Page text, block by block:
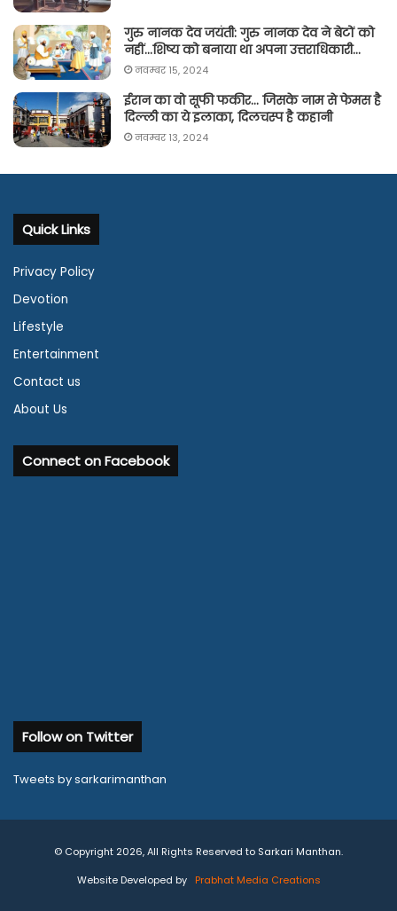
गुरु नानक देव जयंती: गुरु नानक देव ने बेटों को
नहीं…शिष्य को बनाया था अपना उत्तराधिकारी…
नवम्बर 15, 2024
ईरान का वो सूफी फकीर… जिसके नाम से फेमस है
दिल्ली का ये इलाका, दिलचस्प है कहानी
नवम्बर 13, 2024
Quick Links
Privacy Policy
Devotion
Lifestyle
Entertainment
Contact us
About Us
Connect on Facebook
Follow on Twitter
Tweets by sarkarimanthan
© Copyright 2026, All Rights Reserved to Sarkari Manthan.
Website Developed by
Prabhat Media Creations